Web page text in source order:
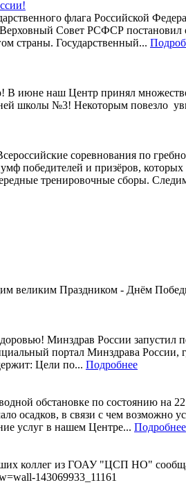
флага Российской
Совет РСФСР постановил
страны. Государственный...
В июне наш Центр принял
школы №3! Некоторым повезло
соревнования по
победителей и призёров,
тренировочные сборы.
великим Праздником - Днём
Минздрав России запустил
портал Минздрава России,
Цели по... Подробнее
обстановке по состоянию на
осадков, в связи с чем
услуг в нашем Центре... Подробнее
коллег из ГОАУ "ЦСП НО"
143069933_11161